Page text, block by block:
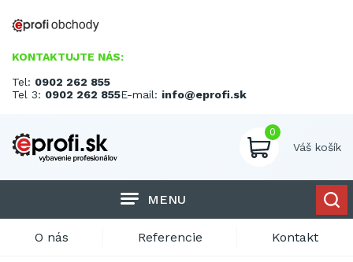
KONTAKTUJTE NÁS:
Tel: 0902 262 855
Tel 3: 0902 262 855E-mail: info@eprofi.sk
0
Váš košík
MENU
O nás Referencie Kontakt